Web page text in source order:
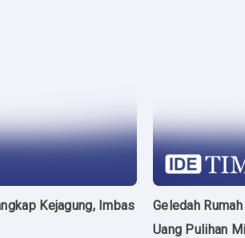
Kejagung, Imbas
Geledah
Uang Pulihan